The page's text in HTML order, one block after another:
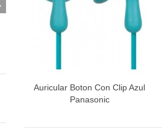
JARRA CATA BT1200
JUNTA INFERIOR PUERTA 1491281
Vista rápida
Auricular Boton Con Clip Azul
Panasonic